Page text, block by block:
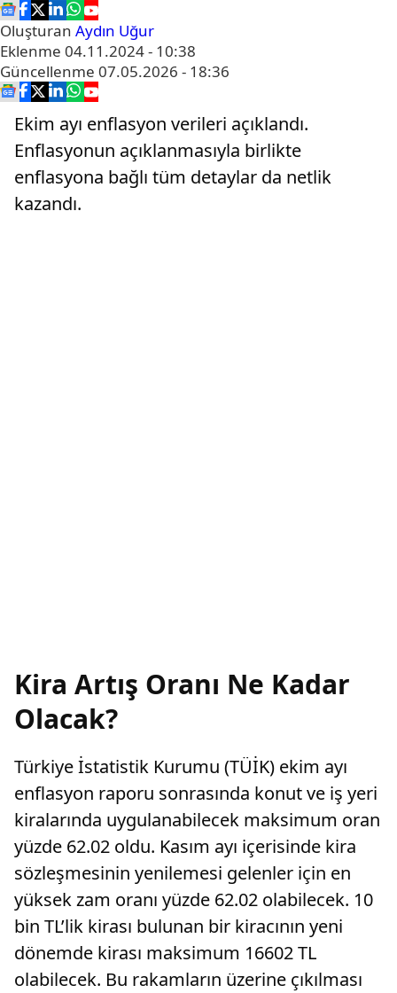
Oluşturan Aydın Uğur
Eklenme 04.11.2024 - 10:38
Güncellenme 07.05.2026 - 18:36
Ekim ayı enflasyon verileri açıklandı.
Enflasyonun açıklanmasıyla birlikte
enflasyona bağlı tüm detaylar da netlik
kazandı.
Kira Artış Oranı Ne Kadar
Olacak?
Türkiye İstatistik Kurumu (TÜİK) ekim ayı
enflasyon raporu sonrasında konut ve iş yeri
kiralarında uygulanabilecek maksimum oran
yüzde 62.02 oldu. Kasım ayı içerisinde kira
sözleşmesinin yenilemesi gelenler için en
yüksek zam oranı yüzde 62.02 olabilecek. 10
bin TL’lik kirası bulunan bir kiracının yeni
dönemde kirası maksimum 16602 TL
olabilecek. Bu rakamların üzerine çıkılması